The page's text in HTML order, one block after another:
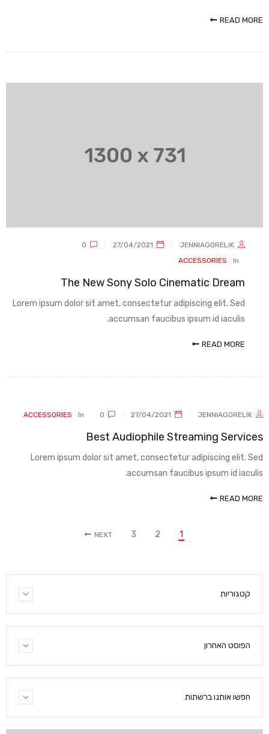
READ MORE
JENNIAGORELIK
In
ACCESSORIES
The New Sony Solo Cinematic Dream
Lorem ipsum dolor sit amet, consectetur adipiscing elit. Sed
accumsan faucibus ipsum id iaculis.
READ MORE
JENNIAGORELIK
In
ACCESSORIES
Best Audiophile Streaming Services
Lorem ipsum dolor sit amet, consectetur adipiscing elit. Sed
accumsan faucibus ipsum id iaculis.
READ MORE
1
2
3
NEXT
קטגוריות
הפוסט האחרון
חפשו אותנו ברשתות